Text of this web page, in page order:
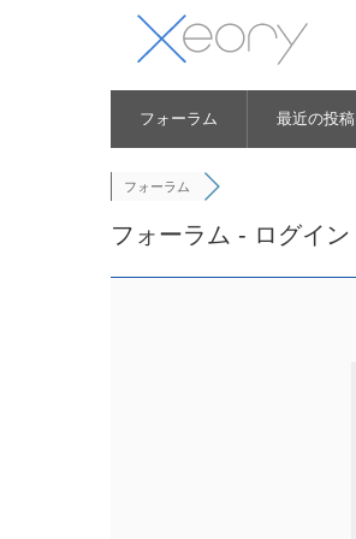
フォーラム 最近の投稿
フォーラム
フォーラム - ログイン